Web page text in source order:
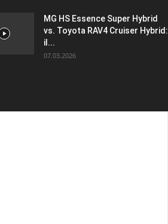
MG HS Essence Super Hybrid
vs. Toyota RAV4 Cruiser Hybrid:
il...
07.03.2026